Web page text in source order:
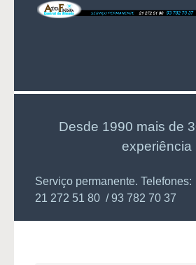
Desde 1990 mais de
experiência
Serviço permanente. Telefones:
21 272 51 80 / 93 782 70 37